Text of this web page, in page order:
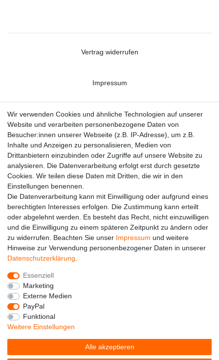
Vertrag widerrufen
Impressum
Datenschutzerklärung
Kontakt
Alle auf dieser Webseite dargestellten Produkte und
Produktinformationen dienen ausschließlich der
allgemeinen Information. Es wird darauf hingewiesen, dass
Abweichungen zwischen den auf der Webseite
dargestellten Produkten und den tatsächlich gelieferten
Modellen möglich sind.
Die auf der Webseite gezeigten Abbildungen,
Spezifikationen und Beschreibungen können Änderungen
unterliegen und stellen nicht notwendigerweise die finalen
Produkteigenschaften dar. Der Anbieter behält sich das
Wir verwenden Cookies und ähnliche Technologien auf unserer
Website und verarbeiten personenbezogene Daten von
Besucher:innen unserer Webseite (z.B. IP-Adresse), um z.B.
Inhalte und Anzeigen zu personalisieren, Medien von
Drittanbietern einzubinden oder Zugriffe auf unsere Website zu
analysieren. Die Datenverarbeitung erfolgt erst durch gesetzte
Cookies. Wir teilen diese Daten mit Dritten, die wir in den
Einstellungen benennen.
Die Datenverarbeitung kann mit Einwilligung oder aufgrund eines
berechtigten Interesses erfolgen. Die Zustimmung kann erteilt
oder abgelehnt werden. Es besteht das Recht, nicht einzuwilligen
und die Einwilligung zu einem späteren Zeitpunkt zu ändern oder
zu widerrufen. Beachten Sie unser Impressum und weitere
Hinweise zur Verwendung personenbezogener Daten in unserer
Daten­schutz­erklärung
Essenziell
Marketing
Externe Medien
PayPal
Funktional
Weitere Einstellungen
Alle akzeptieren